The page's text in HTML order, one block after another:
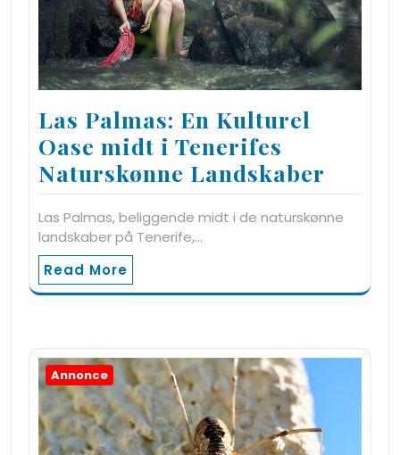
Las Palmas: En Kulturel
Oase midt i Tenerifes
Naturskønne Landskaber
Las Palmas, beliggende midt i de naturskønne
landskaber på Tenerife,…
Read More
Annonce